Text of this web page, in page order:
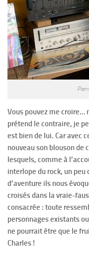
Vous pouvez me croire…
prétend le contraire, je
est bien de lui. Car avec
nouveau son blouson de
lesquels, comme à
interlope du rock, un peu
d’aventure ils nous
croisés dans la vraie-
consacrée : toute
personnages existants
ne pourrait être que le
Charles !